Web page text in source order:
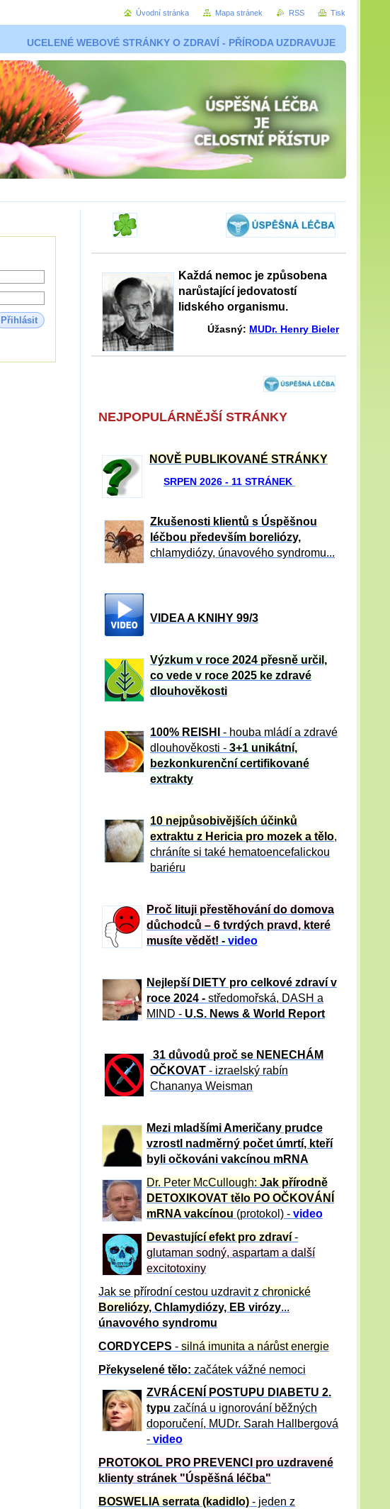
UCELENÉ WEBOVÉ STRÁNKY O ZDRAVÍ - PŘÍRODA UZDRAVUJE
Přihlásit
Každá nemoc je způsobena
narůstající jedovatostí
lidského organismu.
Úžasný: MUDr. Henry Bieler
NEJPOPULÁRNĚJŠÍ STRÁNKY
NOVĚ PUBLIKOVANÉ STRÁNKY
SRPEN 2026 - 11 STRÁNEK
Zkušenosti klientů s Úspěšnou
léčbou především boreliózy,
chlamydiózy, únavového syndromu...
VIDEA A KNIHY 99/3
Výzkum v roce 2024 přesně určil,
co vede v roce 2025 ke zdravé
dlouhověkosti
100% REISHI
- houba mládí a zdravé
dlouhověkosti - 3+1 unikátní,
bezkonkurenční certifikované
extrakty
10 nejpůsobivějších účinků
extraktu z Hericia pro mozek a tělo,
chráníte si také hematoencefalickou
bariéru
Proč lituji přestěhování do domova
důchodců – 6 tvrdých pravd, které
musíte vědět! - video
Nejlepší DIETY pro celkové zdraví v
roce 2024 - středomořská, DASH a
MIND - U.S. News & World Report
31 důvod ů proč se NENECHÁM
OČKOVAT - izraelský rabín
Chananya Weisman
Mezi mladšími Američany prudce
vzrostl nadměrný počet úmrtí, kteří
byli očkováni vakcínou mRNA
Dr. Peter McCullough: Jak přírodně
DETOXIKOVAT tělo PO OČKOVÁNÍ
mRNA vakcínou (protokol) - video
Devastující efekt pro zdraví-
glutaman sodný, aspartam a další
excitotoxiny
Jak se přírodní cestou uzdravit z chronické
Boreliózy, Chlamydiózy, EB virózy...
únavového syndromu
CORDYCEPS - silná imunita a nárůst energie
Překyselené tělo: začátek vážné nemoci
ZVRÁCE NÍ POSTUPU DIABETU 2.
typu začíná u ignorování běžných
doporučení, MUDr. Sarah Hallbergová
- video
PROTOKOL PRO PREVENCI pro uzdravené
klienty stránek "Úspěšná léčba"
BOSWELIA serrata (kadidlo) - jeden z
Úvodní stránka Mapa stránek RSS Tisk